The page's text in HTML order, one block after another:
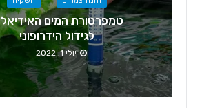
טמפרטורת המים
לגידול הידרופוני
יולי 1, 2022